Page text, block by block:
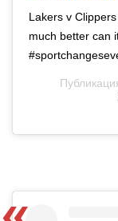
Lakers v
much better can